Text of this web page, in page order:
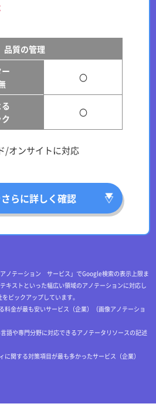
品質の管理
〇
〇
/オンサイトに対応
らに詳しく確認
ノテーション サービス」でGoogle検索の表示上限ま
キストといった幅広い領域のアノテーションに対応し
ピックアップしています。
金が最も安いサービス（企業）（画像アノテーショ
語や専門分野に対応できるアノテータリソースの記述
関する対策項目が最も多かったサービス（企業）